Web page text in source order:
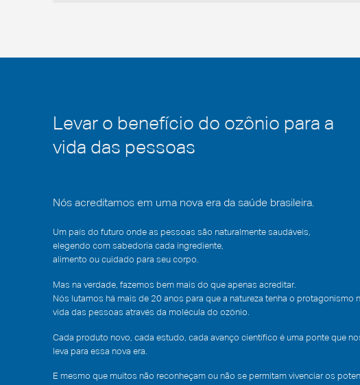
Levar o benefício do ozônio para a
vida das pessoas
Nós acreditamos em uma nova era da saúde brasileira.
Um país do futuro onde as pessoas são naturalmente saudáveis,
elegendo com sabedoria cada ingrediente,
alimento ou cuidado para seu corpo.
Mas na verdade, fazemos bem mais do que apenas acreditar.
Nós lutamos há mais de 20 anos para que a natureza tenha o protagonismo
vida das pessoas através da molécula do ozônio.
Cada produto novo, cada estudo, cada avanço científico é uma ponte que
leva para essa nova era.
E mesmo que muitos não reconheçam ou não se permitam vivenciar os